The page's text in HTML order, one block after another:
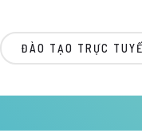
ĐÀO TẠO TRỰC